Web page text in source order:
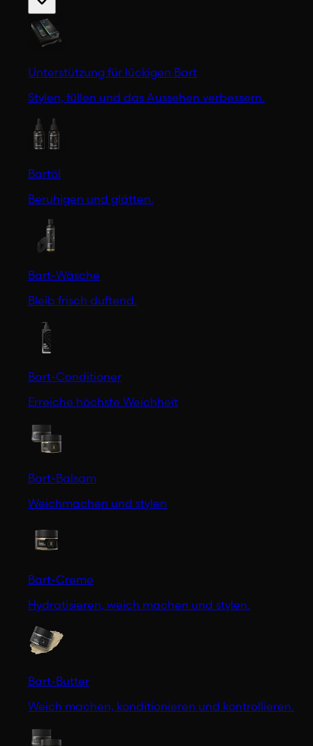
Unterstützung für lückigen Bart
Stylen, füllen und das Aussehen verbessern.
Bartöl
Beruhigen und glätten.
Bart-Wäsche
Bleib frisch duftend.
Bart-Conditioner
Erreiche höchste Weichheit
Bart-Balsam
Weichmachen und stylen
Bart-Creme
Hydratisieren, weich machen und stylen.
Bart-Butter
Weich machen, konditionieren und kontrollieren.